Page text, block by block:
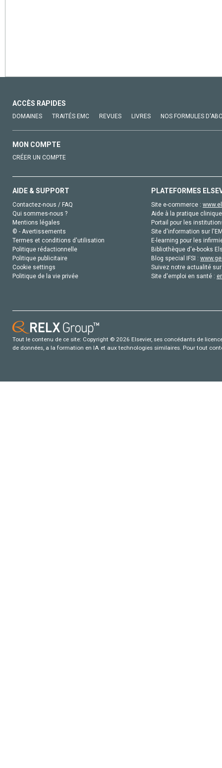
ACCÈS RAPIDES
DOMAINES TRAITÉS EMC REVUES LIVRES NOS FORMULES
MON COMPTE
CRÉER UN COMPTE
AIDE & SUPPORT
Contactez-nous / FAQ
Qui sommes-nous ?
Mentions légales
© - Avertissements
Termes et conditions d'utilisation
Politique rédactionnelle
Politique publicitaire
Cookie settings
Politique de la vie privée
PLATEFORMES
Site e-commerce :
Aide à la pratique
Portail pour les
Site d'information sur
E-learning pour les
Bibliothèque d'e-books
Blog special IFSI :
Suivez notre actualité
Site d'emploi en santé :
Tout le contenu de ce site: Copyright © 2026 Elsevier, ses concédants de
de données, a la formation en IA et aux technologies similaires. Pour tout